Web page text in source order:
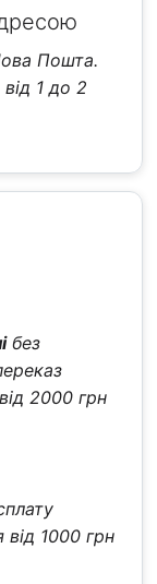
Пошта.
1 до 2
без
2000 грн
1000 грн